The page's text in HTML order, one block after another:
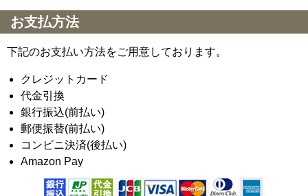
お支払方法
下記のお支払い方法をご用意しております。
クレジットカード
代金引換
銀行振込(前払い)
郵便振替(前払い)
コンビニ決済(後払い)
Amazon Pay